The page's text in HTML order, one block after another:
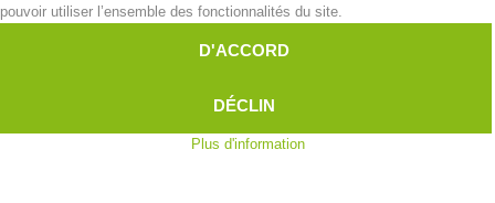
pouvoir utiliser l’ensemble des fonctionnalités du site.
D'ACCORD
DÉCLIN
Plus d'information